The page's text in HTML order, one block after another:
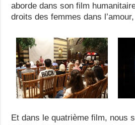
aborde dans son film
droits des femmes dans
Et dans le quatrième film, nous